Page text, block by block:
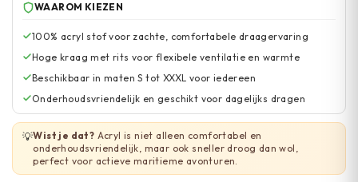
WAAROM KIEZEN
100% acryl stof voor zachte, comfortabele draagervaring
Hoge kraag met rits voor flexibele ventilatie en warmte
Beschikbaar in maten S tot XXXL voor iedereen
Onderhoudsvriendelijk en geschikt voor dagelijks dragen
💡Wist je dat? Acryl is niet alleen comfortabel en
onderhoudsvriendelijk, maar ook sneller droog dan wol,
perfect voor actieve maritieme avonturen.